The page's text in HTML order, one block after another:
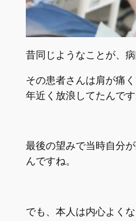
昔同じようなことが、
その患者さんは肩が痛
年近く放浪してたんです
最後の望みで当時自分
んですね。
でも、本人は内心よく